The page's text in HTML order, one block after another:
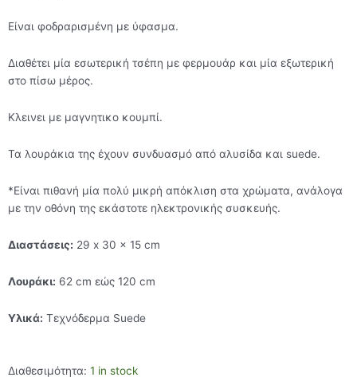
Είναι φοδραρισμένη με ύφασμα.
Διαθέτει μία εσωτερική τσέπη με φερμουάρ και μία εξωτερική
στο πίσω μέρος.
Κλεινει με μαγνητικο κουμπί.
Τα λουράκια της έχουν συνδυασμό από αλυσίδα και suede.
*Είναι πιθανή μία πολύ μικρή απόκλιση στα χρώματα, ανάλογα
με την οθόνη της εκάστοτε ηλεκτρονικής συσκευής.
Διαστάσεις: 29 x 30 x 15 cm
Λουράκι: 62 cm εώς 120 cm
Υλικά: Τεχνόδερμα Suede
Διαθεσιμότητα: 1 in stock